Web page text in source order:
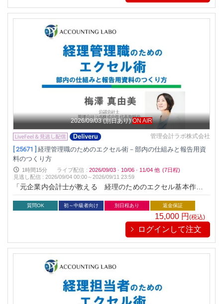
2026/09/03 (別日あり) ON AIR
管理会計ラボ株式会社
[ 25671 ] 経理管理職のためのエクセル術－部内の仕組みと報告用資
料のつくり方
1時間15分 ライブ配信 : 2026/09/03 · 10/06 · 11/04 他 (7日程)
見逃し配信 :2026/09/04 00:00～2026/09/11 23:59
「元企業内会計士が教える 経理のためのエクセル基本作法と
活用戦略がわかる本（税務研究会出版局）」の著者でもお馴染
みの実務家会計士梅澤真由美が「現場」で使える経理のための
エクセル基本操作と活用方法として、経理管理職向けに解説
質問OK 初～中級者向け 別日程あり 返金保証
15,000 円(税込)
ログインして注文